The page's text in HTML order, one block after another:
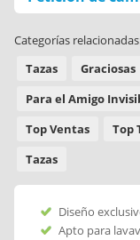
Categorías
Tazas
Graciosas
Para el Amigo
Top Ventas
Top
Tazas
Diseño
Apto para